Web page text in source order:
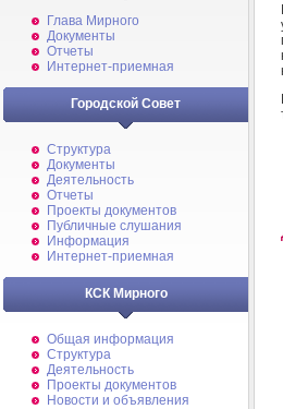
Глава Мирного
Документы
Отчеты
Интернет-приемная
Городской Совет
Структура
Документы
Деятельность
Отчеты
Проекты документов
Публичные слушания
Информация
Интернет-приемная
КСК Мирного
Общая информация
Структура
Деятельность
Проекты документов
Новости и объявления